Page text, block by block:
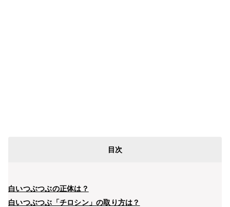
目次
白いつぶつぶの正体は？
白いつぶつぶ「チロシン」の取り方は？